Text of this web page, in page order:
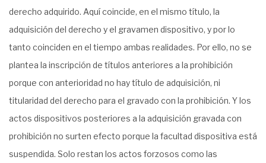
derecho adquirido. Aquí coincide, en el mismo título, la
adquisición del derecho y el gravamen dispositivo, y por lo
tanto coinciden en el tiempo ambas realidades. Por ello, no se
plantea la inscripción de títulos anteriores a la prohibición
porque con anterioridad no hay título de adquisición, ni
titularidad del derecho para el gravado con la prohibición. Y los
actos dispositivos posteriores a la adquisición gravada con
prohibición no surten efecto porque la facultad dispositiva está
suspendida. Solo restan los actos forzosos como las